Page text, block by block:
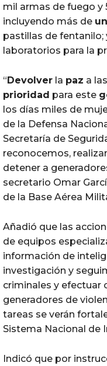
mil armas de fuego y
incluyendo más de
pastillas de fentanilo;
laboratorios para la
“ Devolver la paz a
prioridad para este
los días miles de
de la Defensa
Secretaría de
reconocemos,
detener a
secretario Omar
de la Base Aérea
Añadió que las
de equipos
información de
investigación y
criminales y efectuar
generadores de
tareas se verán
Sistema Nacional de
Indicó que por